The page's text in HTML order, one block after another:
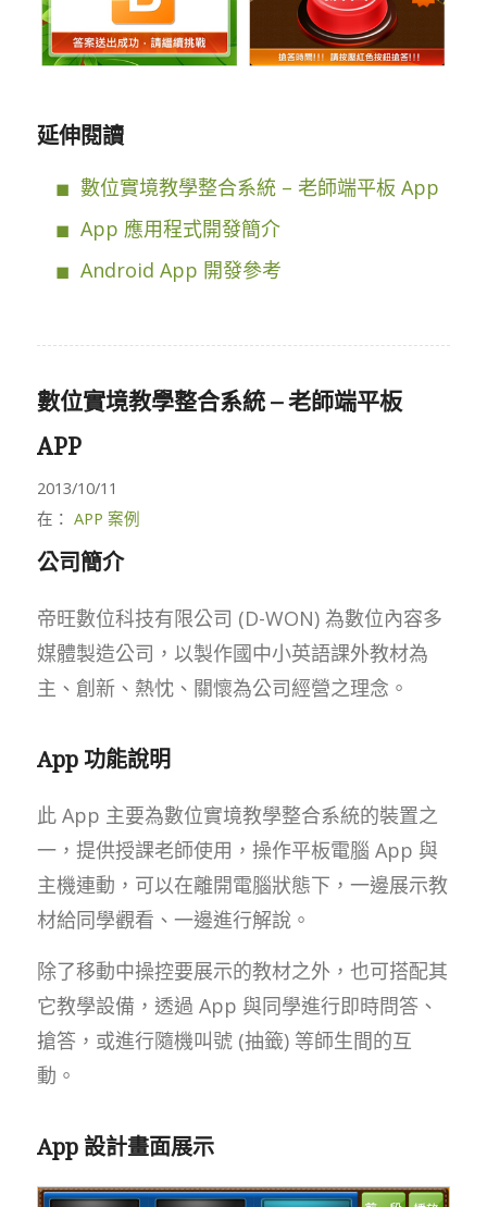
延伸閱讀
數位實境教學整合系統 – 老師端平板 App
App 應用程式開發簡介
Android App 開發參考
數位實境教學整合系統 – 老師端平板
APP
2013/10/11
在： APP 案例
公司簡介
帝旺數位科技有限公司 (D-WON) 為數位內容多
媒體製造公司，以製作國中小英語課外教材為
主、創新、熱忱、關懷為公司經營之理念。
App 功能說明
此 App 主要為數位實境教學整合系統的裝置之
一，提供授課老師使用，操作平板電腦 App 與
主機連動，可以在離開電腦狀態下，一邊展示教
材給同學觀看、一邊進行解說。
除了移動中操控要展示的教材之外，也可搭配其
它教學設備，透過 App 與同學進行即時問答、
搶答，或進行隨機叫號 (抽籤) 等師生間的互
動。
App 設計畫面展示